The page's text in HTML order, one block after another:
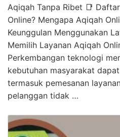
Aqiqah Tanpa Ribet 📑
Online? Mengapa Aqiqah
Keunggulan Menggunakan
Memilih Layanan Aqiqah
Perkembangan teknologi
kebutuhan masyarakat
termasuk pemesanan
pelanggan tidak …